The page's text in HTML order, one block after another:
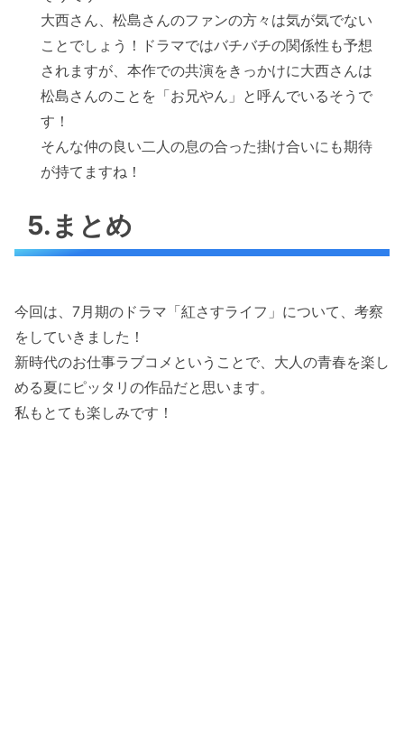
大西さん、松島さんのファンの方々は気が気でない
ことでしょう！ドラマではバチバチの関係性も予想
されますが、本作での共演をきっかけに大西さんは
松島さんのことを「お兄やん」と呼んでいるそうで
す！
そんな仲の良い二人の息の合った掛け合いにも期待
が持てますね！
5.まとめ
今回は、7月期のドラマ「紅さすライフ」について、考察
をしていきました！
新時代のお仕事ラブコメということで、大人の青春を楽し
める夏にピッタリの作品だと思います。
私もとても楽しみです！